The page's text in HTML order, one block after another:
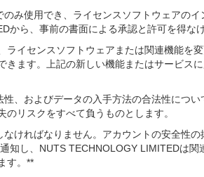
み使用でき、ライセンスソフトウェアの
から、事前の書面による承認と許可を得な
イセンスソフトウェアまたは関連機能を
きます。上記の新しい機能またはサービス
、およびデータの入手方法の合法性につ
リスクをすべて負うものとします。
ければなりません。アカウントの安全性
知し、NUTS TECHNOLOGY LIMITEDは
す。**